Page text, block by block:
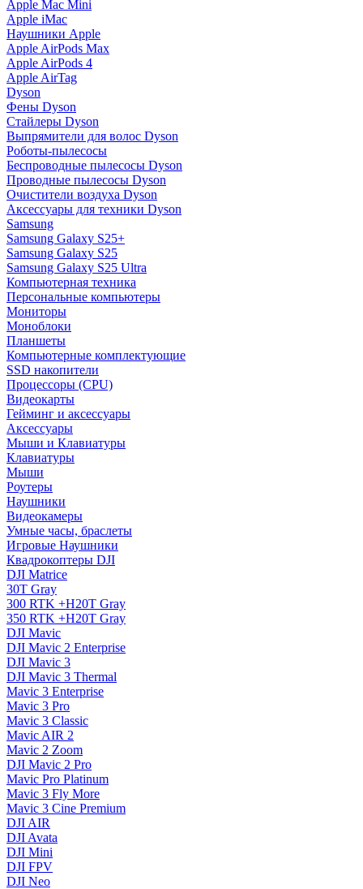
Apple Mac Mini
Apple iMac
Наушники Apple
Apple AirPods Max
Apple AirPods 4
Apple AirTag
Dyson
Фены Dyson
Стайлеры Dyson
Выпрямители для волос Dyson
Роботы-пылесосы
Беспроводные пылесосы Dyson
Проводные пылесосы Dyson
Очистители воздуха Dyson
Аксессуары для техники Dyson
Samsung
Samsung Galaxy S25+
Samsung Galaxy S25
Samsung Galaxy S25 Ultra
Компьютерная техника
Персональные компьютеры
Мониторы
Моноблоки
Планшеты
Компьютерные комплектующие
SSD накопители
Процессоры (CPU)
Видеокарты
Гейминг и аксессуары
Аксессуары
Мыши и Клавиатуры
Клавиатуры
Мыши
Роутеры
Наушники
Видеокамеры
Умные часы, браслеты
Игровые Наушники
Квадрокоптеры DJI
DJI Matrice
30T Gray
300 RTK +H20T Gray
350 RTK +H20T Gray
DJI Mavic
DJI Mavic 2 Enterprise
DJI Mavic 3
DJI Mavic 3 Thermal
Mavic 3 Enterprise
Mavic 3 Pro
Mavic 3 Сlassic
Mavic AIR 2
Mavic 2 Zoom
DJI Mavic 2 Pro
Mavic Pro Platinum
Mavic 3 Fly More
Mavic 3 Cine Premium
DJI AIR
DJI Avata
DJI Mini
DJI FPV
DJI Neo